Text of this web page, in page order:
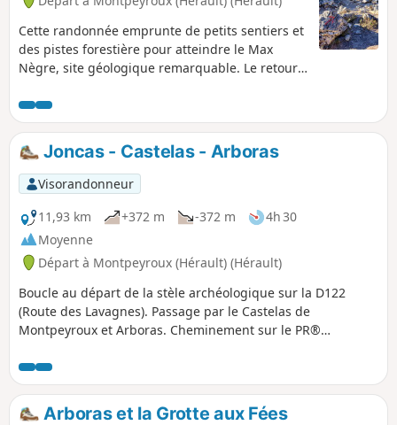
Cette randonnée emprunte de petits sentiers et
des pistes forestière pour atteindre le Max
Nègre, site géologique remarquable. Le retour
lequel s'ouvre la Grotte des Fées : une bonne
lampe torche permet d'en visiter l'entrée sur
une trentaine de mètres (stalactites et
draperies).Circuit à éviter en période de forte
chaleur.
Joncas - Castelas - Arboras
Visorandonneur
11,93 km
+372 m -372 m
4h 30
Moyenne
Départ à Montpeyroux (Hérault) (Hérault)
Boucle au départ de la stèle archéologique sur la D122
(Route des Lavagnes). Passage par le Castelas de
Montpeyroux et Arboras. Cheminement sur le PR®
la Voie d'Arles). Deux petites boucles autour d'Arboras
peuvent être évitées et permettent alors de raccourcir la
boucle de 3 km environ.
Arboras et la Grotte aux Fées